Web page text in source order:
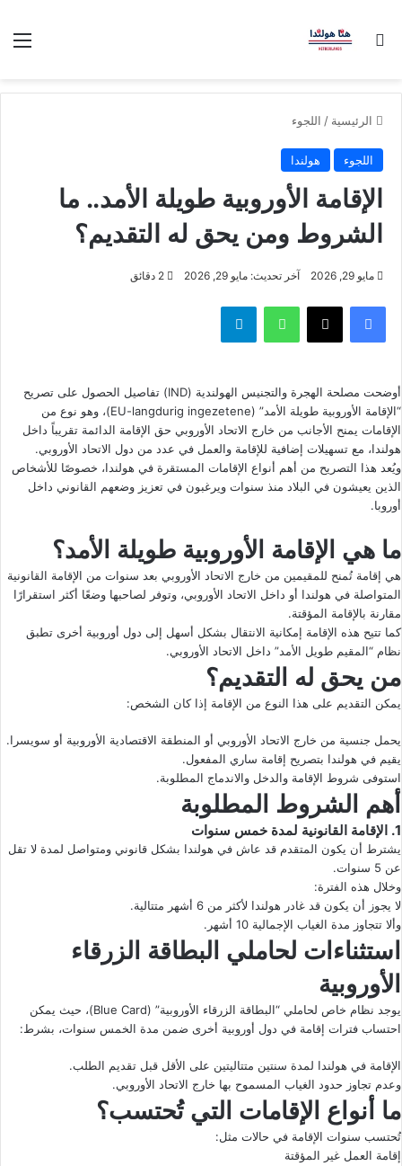
بحث عن
الرئيسية / اللجوء
اللجوء هولندا
الإقامة الأوروبية طويلة الأمد.. ما
الشروط ومن يحق له التقديم؟
مايو 29, 2026 آخر تحديث: مايو 29, 2026
فيسبوك ‫X واتساب تيلقرام
أوضحت مصلحة الهجرة والتجنيس الهولندية (IND) تفاصيل الحصول على تصريح
“الإقامة الأوروبية طويلة الأمد” (EU-langdurig ingezetene)، وهو نوع من
الإقامات يمنح الأجانب من خارج الاتحاد الأوروبي حق الإقامة الدائمة تقريباً داخل
هولندا، مع تسهيلات إضافية للإقامة والعمل في عدد من دول الاتحاد الأوروبي.
ويُعد هذا التصريح من أهم أنواع الإقامات المستقرة في هولندا، خصوصًا للأشخاص
الذين يعيشون في البلاد منذ سنوات ويرغبون في تعزيز وضعهم القانوني داخل
أوروبا.
ما هي الإقامة الأوروبية طويلة الأمد؟
هي إقامة تُمنح للمقيمين من خارج الاتحاد الأوروبي بعد سنوات من الإقامة القانونية
المتواصلة في هولندا أو داخل الاتحاد الأوروبي، وتوفر لصاحبها وضعًا أكثر استقرارًا
مقارنة بالإقامة المؤقتة.
كما تتيح هذه الإقامة إمكانية الانتقال بشكل أسهل إلى دول أوروبية أخرى تطبق
نظام “المقيم طويل الأمد” داخل الاتحاد الأوروبي.
من يحق له التقديم؟
يمكن التقديم على هذا النوع من الإقامة إذا كان الشخص:
يحمل جنسية من خارج الاتحاد الأوروبي أو المنطقة الاقتصادية الأوروبية أو سويسرا.
يقيم في هولندا بتصريح إقامة ساري المفعول.
استوفى شروط الإقامة والدخل والاندماج المطلوبة.
أهم الشروط المطلوبة
1. الإقامة القانونية لمدة خمس سنوات
يشترط أن يكون المتقدم قد عاش في هولندا بشكل قانوني ومتواصل لمدة لا تقل
عن 5 سنوات.
وخلال هذه الفترة:
لا يجوز أن يكون قد غادر هولندا لأكثر من 6 أشهر متتالية.
وألا تتجاوز مدة الغياب الإجمالية 10 أشهر.
استثناءات لحاملي البطاقة الزرقاء
الأوروبية
يوجد نظام خاص لحاملي “البطاقة الزرقاء الأوروبية” (Blue Card)، حيث يمكن
احتساب فترات إقامة في دول أوروبية أخرى ضمن مدة الخمس سنوات، بشرط:
الإقامة في هولندا لمدة سنتين متتاليتين على الأقل قبل تقديم الطلب.
وعدم تجاوز حدود الغياب المسموح بها خارج الاتحاد الأوروبي.
ما أنواع الإقامات التي تُحتسب؟
تُحتسب سنوات الإقامة في حالات مثل:
إقامة العمل غير المؤقتة